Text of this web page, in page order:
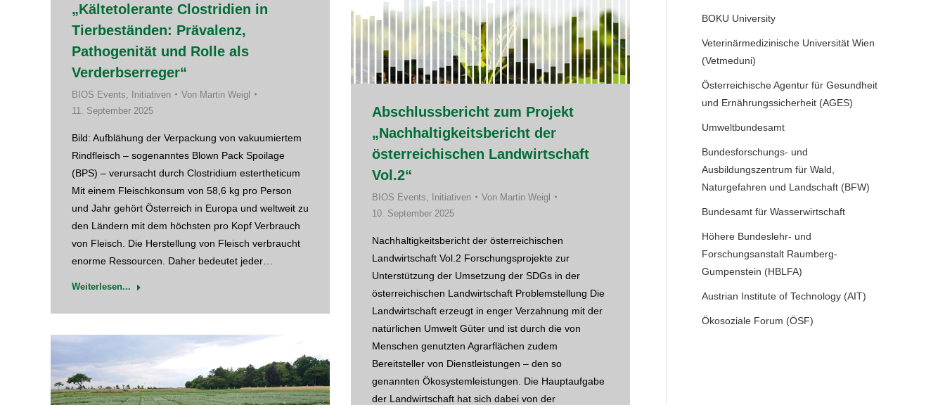
„Kältetolerante Clostridien in
Tierbeständen: Prävalenz,
Pathogenität und Rolle als
Verderbserreger“
BIOS Events Initiativen Von Martin Weigl
11. September 2025
Bild: Aufblähung der Verpackung von vakuumiertem
Rindfleisch – sogenanntes Blown Pack Spoilage
(BPS) – verursacht durch Clostridium estertheticum
Mit einem Fleischkonsum von 58,6 kg pro Person
und Jahr gehört Österreich in Europa und weltweit zu
den Ländern mit dem höchsten pro Kopf Verbrauch
von Fleisch. Die Herstellung von Fleisch verbraucht
enorme Ressourcen. Daher bedeutet jeder…
Weiterlesen...
Abschlussbericht zum Projekt
„Nachhaltigkeitsbericht der
österreichischen Landwirtschaft
Vol.2“
BIOS Events Initiativen Von Martin Weigl
10. September 2025
Nachhaltigkeitsbericht der österreichischen
Landwirtschaft Vol.2 Forschungsprojekte zur
Unterstützung der Umsetzung der SDGs in der
österreichischen Landwirtschaft Problemstellung Die
Landwirtschaft erzeugt in enger Verzahnung mit der
natürlichen Umwelt Güter und ist durch die von
Menschen genutzten Agrarflächen zudem
Bereitsteller von Dienstleistungen – den so
genannten Ökosystemleistungen. Die Hauptaufgabe
der Landwirtschaft hat sich dabei von der
BOKU University
Veterinärmedizinische Universität Wien
(Vetmeduni)
Österreichische Agentur für Gesundheit
und Ernährungssicherheit (AGES)
Umweltbundesamt
Bundesforschungs- und
Ausbildungszentrum für Wald,
Naturgefahren und Landschaft (BFW)
Bundesamt für Wasserwirtschaft
Höhere Bundeslehr- und
Forschungsanstalt Raumberg-
Gumpenstein (HBLFA)
Austrian Institute of Technology (AIT)
Ökosoziale Forum (ÖSF)